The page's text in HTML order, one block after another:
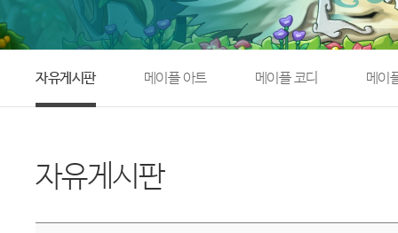
자유게시판 메이플 아트 메이플 코디 메이
자유게시판